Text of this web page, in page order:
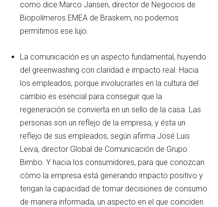
como dice Marco Jansen, director de Negocios de
Biopolímeros EMEA de Braskem, no podemos
permitirnos ese lujo.
La comunicación es un aspecto fundamental, huyendo
del greenwashing con claridad e impacto real. Hacia
los empleados, porque involucrarles en la cultura del
cambio es esencial para conseguir que la
regeneración se convierta en un sello de la casa. Las
personas son un reflejo de la empresa, y ésta un
reflejo de sus empleados, según afirma José Luis
Leiva, director Global de Comunicación de Grupo
Bimbo. Y hacia los consumidores, para que conozcan
cómo la empresa está generando impacto positivo y
tengan la capacidad de tomar decisiones de consumo
de manera informada, un aspecto en el que coinciden